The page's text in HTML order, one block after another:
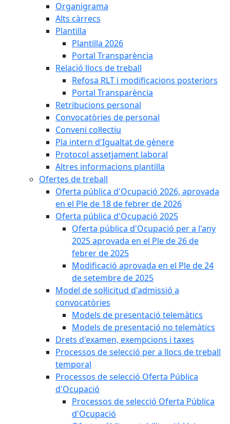
Organigrama
Alts càrrecs
Plantilla
Plantilla 2026
Portal Transparència
Relació llocs de treball
Refosa RLT i modificacions posteriors
Portal Transparència
Retribucions personal
Convocatòries de personal
Conveni col·lectiu
Pla intern d'Igualtat de gènere
Protocol assetjament laboral
Altres informacions plantilla
Ofertes de treball
Oferta pública d'Ocupació 2026, aprovada
en el Ple de 18 de febrer de 2026
Oferta pública d'Ocupació 2025
Oferta pública d'Ocupació per a l'any
2025 aprovada en el Ple de 26 de
febrer de 2025
Modificació aprovada en el Ple de 24
de setembre de 2025
Model de sol·licitud d'admissió a
convocatòries
Models de presentació telemàtics
Models de presentació no telemàtics
Drets d'examen, exempcions i taxes
Processos de selecció per a llocs de treball
temporal
Processos de selecció Oferta Pública
d'Ocupació
Processos de selecció Oferta Pública
d'Ocupació